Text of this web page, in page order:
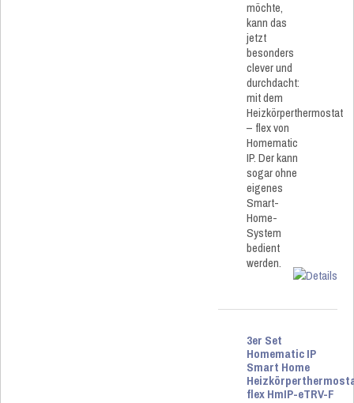
möchte,
kann das
jetzt
besonders
clever und
durchdacht:
mit dem
Heizkörperthermostat
– flex von
Homematic
IP. Der kann
sogar ohne
eigenes
Smart-
Home-
System
bedient
werden.
3er Set
Homematic IP
Smart Home
flex HmIP-eTRV-F